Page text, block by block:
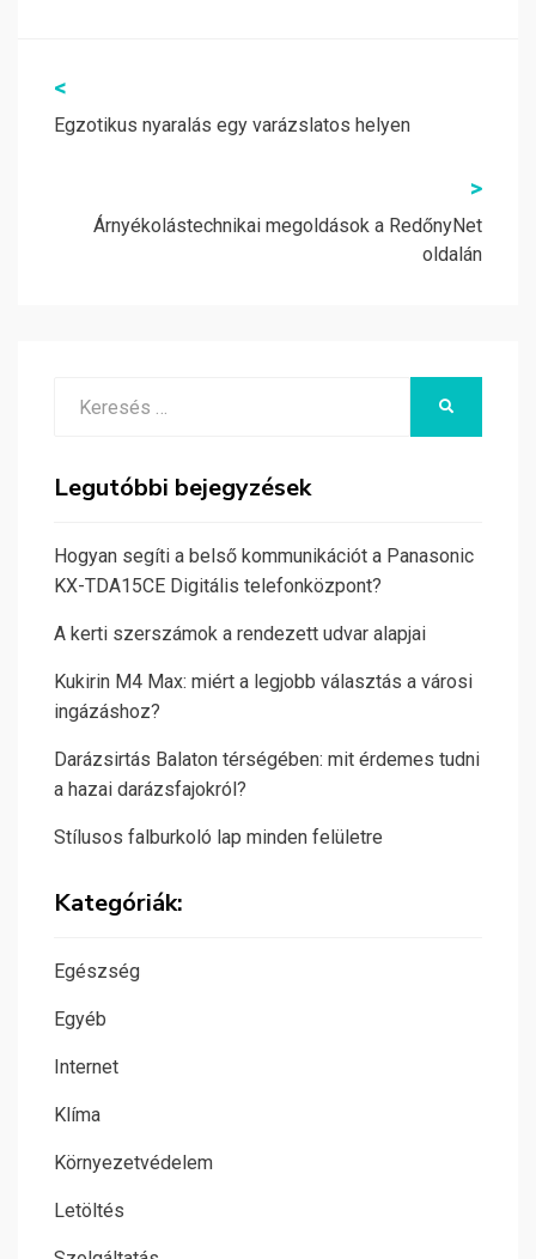
Bejegyzés
navigáció
<
Egzotikus nyaralás egy varázslatos helyen
>
Árnyékolástechnikai megoldások a RedőnyNet
oldalán
Legutóbbi bejegyzések
Hogyan segíti a belső kommunikációt a Panasonic
KX-TDA15CE Digitális telefonközpont?
A kerti szerszámok a rendezett udvar alapjai
Kukirin M4 Max: miért a legjobb választás a városi
ingázáshoz?
Darázsirtás Balaton térségében: mit érdemes tudni
a hazai darázsfajokról?
Stílusos falburkoló lap minden felületre
Kategóriák:
Egészség
Egyéb
Internet
Klíma
Környezetvédelem
Letöltés